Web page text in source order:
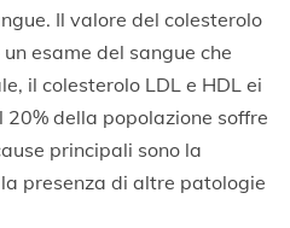
Il valore del colesterolo
esame del sangue che
il colesterolo LDL e HDL ei
della popolazione soffre
principali sono la
presenza di altre patologie